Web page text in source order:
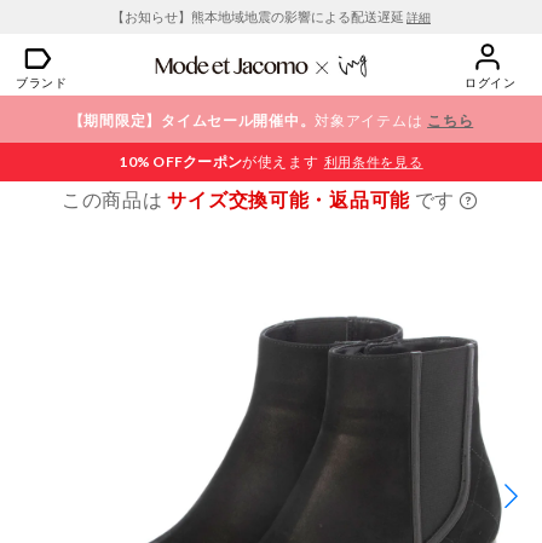
【お知らせ】熊本地域地震の影響による配送遅延 詳細
ブランド ログイン
【期間限定】タイムセール開催中。対象アイテムは こちら
10% OFFクーポンが使えます 利用条件を見る
この商品はサイズ交換可能・返品可能 です